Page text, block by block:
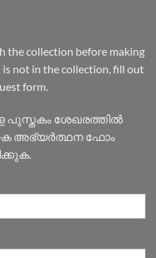
the collection before making
not in the collection, fill out
form.
പുസ്തകം ശേഖരത്തിൽ
അഭ്യർത്ഥന ഫോം